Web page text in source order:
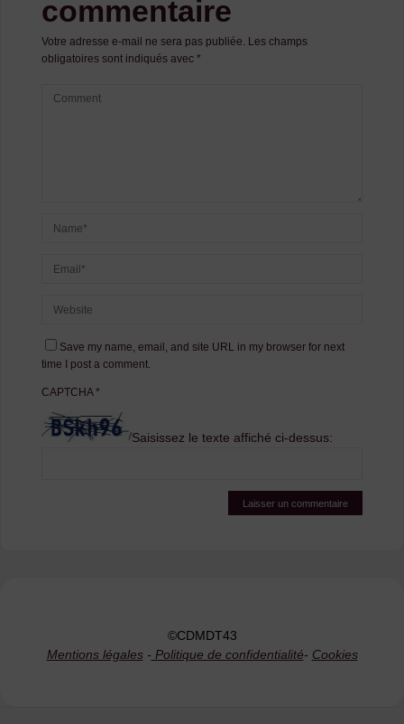
commentaire
Votre adresse e-mail ne sera pas publiée. Les champs
obligatoires sont indiqués avec *
Save my name, email, and site URL in my browser for next
time I post a comment.
CAPTCHA*
Saisissez le texte affiché ci-dessus:
©CDMDT43
Mentions légales- Politique de confidentialité- Cookies